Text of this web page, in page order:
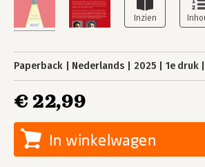
Paperback Nederlands 2025 1e druk
€ 22,99
In winkelwagen